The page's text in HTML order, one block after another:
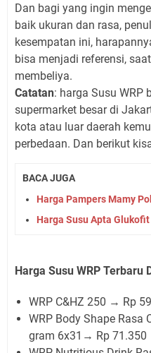
Dan bagi yang ingin
baik ukuran dan rasa,
kesempatan ini,
bisa menjadi referensi,
membeliya.
Catatan: harga Susu WRP
supermarket besar di
kota atau luar daerah
perbedaan. Dan berikut
BACA JUGA
Harga Pampers Mamy
Harga Susu Apta
Harga Susu WRP Terbaru
WRP C&HZ 250 → Rp
WRP Body Shape Rasa
gram 6x31→ Rp 71.350